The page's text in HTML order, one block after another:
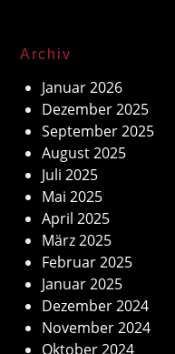
Archiv
Januar 2026
Dezember 2025
September 2025
August 2025
Juli 2025
Mai 2025
April 2025
März 2025
Februar 2025
Januar 2025
Dezember 2024
November 2024
Oktober 2024